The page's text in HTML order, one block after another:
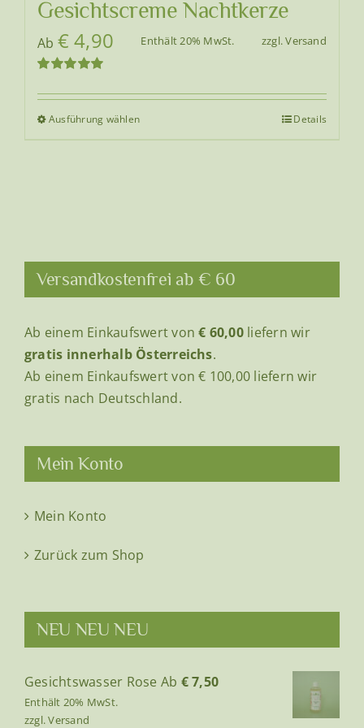
Gesichtscreme Nachtkerze
mit5.00von
Ab € 4,90 Enthält 20% MwSt. zzgl.Versand
Ausführung wählenDieses
Produkt
Optionen
können
der
Produktseite
gewählt
werden
Details
Versandkostenfrei ab € 60
Ab einem Einkaufswert von€ 60,00liefern wir
gratis innerhalb Österreichs.
Ab einem Einkaufswert von € 100,00 liefern wir
gratis nach Deutschland.
Mein Konto
Mein Konto
Zurück zum Shop
NEU NEU NEU
Gesichtswasser Rose Ab €7,50
Enthält 20% MwSt.
zzgl.Versand